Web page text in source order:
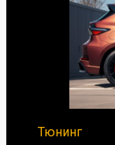
Тюнинг